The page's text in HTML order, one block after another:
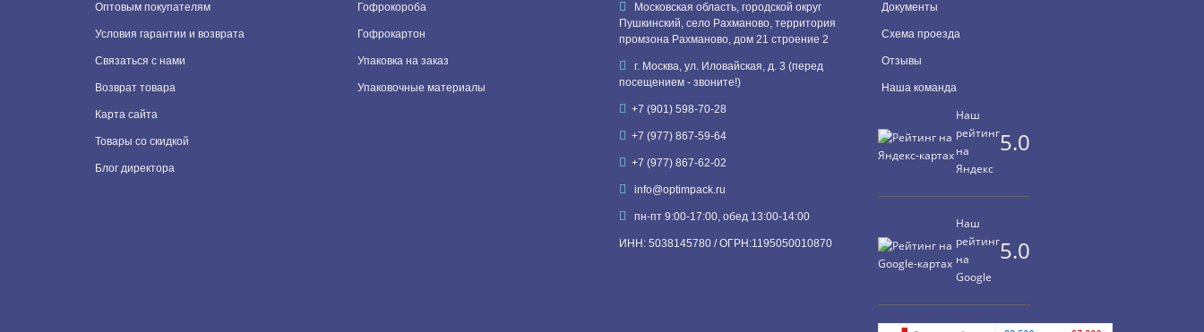
Оптовым покупателям
Условия гарантии и возврата
Связаться с нами
Возврат товара
Карта сайта
Товары со скидкой
Блог директора
Гофрокороба
Гофрокартон
Упаковка на заказ
Упаковочные материалы
Московская область, городской округ
Пушкинский, село Рахманово, территория
промзона Рахманово, дом 21 строение 2
г. Москва, ул. Иловайская, д. 3 (перед
посещением - звоните!)
+7 (901) 598-70-28
+7 (977) 867-59-64
+7 (977) 867-62-02
info@optimpack.ru
пн-пт 9:00-17:00, обед 13:00-14:00
ИНН: 5038145780 / ОГРН:1195050010870
Документы
Схема проезда
Отзывы
Наша команда
Наш
рейтинг
на
Яндекс
5.0
Наш
рейтинг
на
Google
5.0